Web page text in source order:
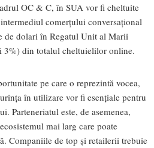
OC & C, în SUA vor fi cheltuite
comerțului conversațional
de dolari în Regatul Unit al Marii
3%) din totalul cheltuielilor online.
pe care o reprezintă vocea,
în utilizare vor fi esențiale pentru
Parteneriatul este, de asemenea,
mai larg care poate
Companiile de top și retailerii trebuie